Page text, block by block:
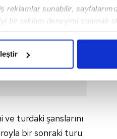
sunabilir,
bir reklam deneyimi sunmak
ve bu noktada, reklamların
kullanıcılara hedefli
olan çerezler bilgi toplumu
kılınması ve
açık rızanız dahilinde
turdaki şanslarını
bir sonraki turu